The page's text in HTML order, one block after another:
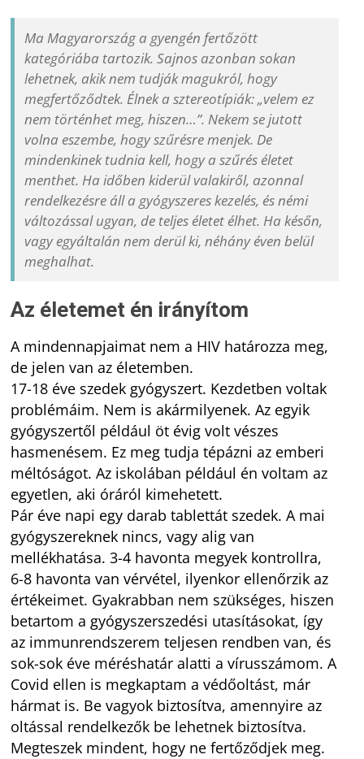
Ma Magyarország a gyengén fertőzött
kategóriába tartozik. Sajnos azonban sokan
lehetnek, akik nem tudják magukról, hogy
megfertőződtek. Élnek a sztereotípiák: „velem ez
nem történhet meg, hiszen…”. Nekem se jutott
volna eszembe, hogy szűrésre menjek. De
mindenkinek tudnia kell, hogy a szűrés életet
menthet. Ha időben kiderül valakiről, azonnal
rendelkezésre áll a gyógyszeres kezelés, és némi
változással ugyan, de teljes életet élhet. Ha későn,
vagy egyáltalán nem derül ki, néhány éven belül
meghalhat.
Az életemet én irányítom
A mindennapjaimat nem a HIV határozza meg,
de jelen van az életemben.
17-18 éve szedek gyógyszert. Kezdetben voltak
problémáim. Nem is akármilyenek. Az egyik
gyógyszertől például öt évig volt vészes
hasmenésem. Ez meg tudja tépázni az emberi
méltóságot. Az iskolában például én voltam az
egyetlen, aki óráról kimehetett.
Pár éve napi egy darab tablettát szedek. A mai
gyógyszereknek nincs, vagy alig van
mellékhatása. 3-4 havonta megyek kontrollra,
6-8 havonta van vérvétel, ilyenkor ellenőrzik az
értékeimet. Gyakrabban nem szükséges, hiszen
betartom a gyógyszerszedési utasításokat, így
az immunrendszerem teljesen rendben van, és
sok-sok éve méréshatár alatti a vírusszámom. A
Covid ellen is megkaptam a védőoltást, már
hármat is. Be vagyok biztosítva, amennyire az
oltással rendelkezők be lehetnek biztosítva.
Megteszek mindent, hogy ne fertőződjek meg.